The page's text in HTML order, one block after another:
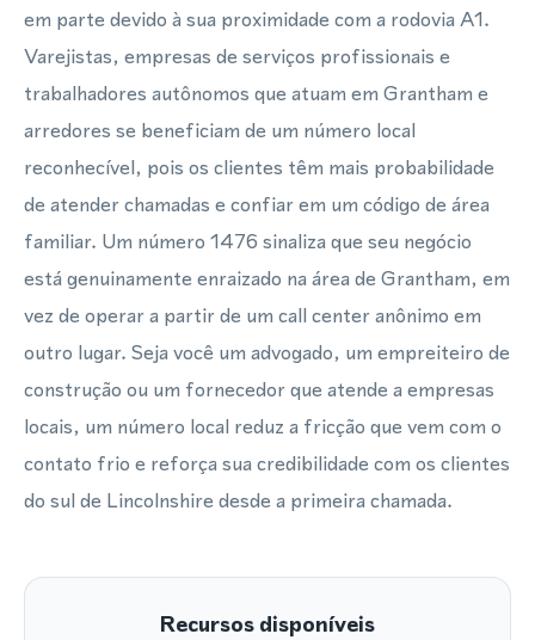
em parte devido à sua proximidade com a rodovia A1.
Varejistas, empresas de serviços profissionais e
trabalhadores autônomos que atuam em Grantham e
arredores se beneficiam de um número local
reconhecível, pois os clientes têm mais probabilidade
de atender chamadas e confiar em um código de área
familiar. Um número 1476 sinaliza que seu negócio
está genuinamente enraizado na área de Grantham, em
vez de operar a partir de um call center anônimo em
outro lugar. Seja você um advogado, um empreiteiro de
construção ou um fornecedor que atende a empresas
locais, um número local reduz a fricção que vem com o
contato frio e reforça sua credibilidade com os clientes
do sul de Lincolnshire desde a primeira chamada.
Recursos disponíveis